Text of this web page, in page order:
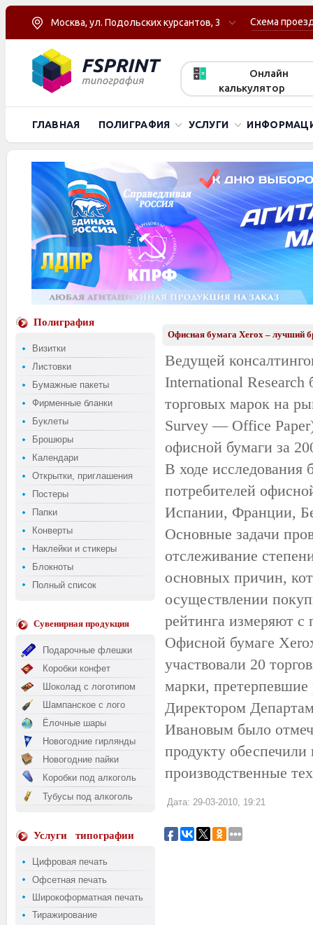
Москва, ул. Подольских курсантов, 3 Схема
Онлайн
калькулятор
ГЛАВНАЯ ПОЛИГРАФИЯ УСЛУГИ
Полиграфия
Визитки
Листовки
Бумажные пакеты
Фирменные бланки
Буклеты
Брошюры
Календари
Открытки, приглашения
Постеры
Папки
Конверты
Наклейки и стикеры
Блокноты
Полный список
Сувенирная продукция
Подарочные флешки
Коробки конфет
Шоколад с логотипом
Шампанское с лого
Ёлочные шары
Новогодние гирлянды
Новогодние пайки
Коробки под алкоголь
Тубусы под алкоголь
Услуги типографии
Цифровая печать
Офсетная печать
Широкоформатная печать
Тиражирование
Офисная бумага Xerox – лучший
Ведущей
International Research
торговых марок на
Survey — Office
офисной бумаги за
В ходе
потребителей
Испании, Франции,
Основные задачи
отслеживание
основных причин,
осуществлении
рейтинга измеряют
Офисной бумаге
участвовали 20
марки, претерпевшие
Директором
Ивановым было
продукту
производственные
Дата: 29-03-2010, 19:21